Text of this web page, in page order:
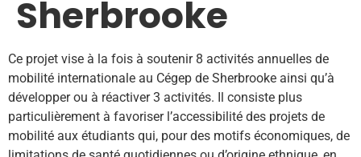
Sherbrooke
Ce projet vise à la fois à soutenir 8 activités annuelles de
mobilité internationale au Cégep de Sherbrooke ainsi qu’à
développer ou à réactiver 3 activités. Il consiste plus
particulièrement à favoriser l’accessibilité des projets de
mobilité aux étudiants qui, pour des motifs économiques, de